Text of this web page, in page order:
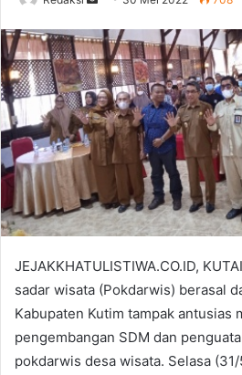
email
JEJAKKHATULISTIWA.CO.ID,
sadar wisata (Pokdarwis) berasal
Kabupaten Kutim tampak antusias
pengembangan SDM dan
pokdarwis desa wisata. Selasa